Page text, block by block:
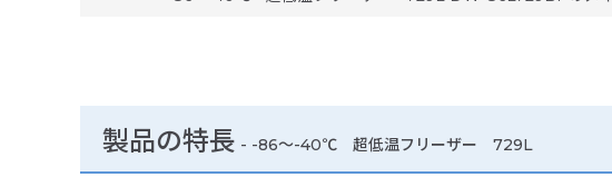
製品の特長 - -86～-40℃ 超低温フリーザー 729L